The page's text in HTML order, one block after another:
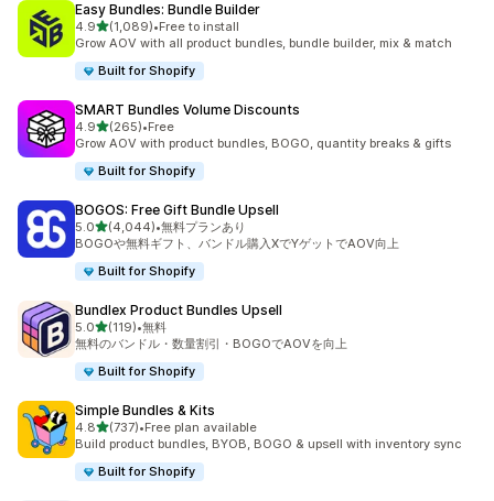
Easy Bundles: Bundle Builder
4.95つ星中
(1,089)
合計レビュー数：1089件
•Free to install
Grow AOV with all product bundles, bundle builder, mix & match
Built for Shopify
SMART Bundles Volume Discounts
4.95つ星中
(265)
合計レビュー数：265件
•Free
Grow AOV with product bundles, BOGO, quantity breaks & gifts
Built for Shopify
BOGOS: Free Gift Bundle Upsell
5.05つ星中
(4,044)
合計レビュー数：4044件
•無料プランあり
BOGOや無料ギフト、バンドル購入XでYゲットでAOV向上
Built for Shopify
Bundlex Product Bundles Upsell
5.05つ星中
(119)
合計レビュー数：119件
•無料
無料のバンドル・数量割引・BOGOでAOVを向上
Built for Shopify
Simple Bundles & Kits
4.85つ星中
(737)
合計レビュー数：737件
•Free plan available
Build product bundles, BYOB, BOGO & upsell with inventory sync
Built for Shopify